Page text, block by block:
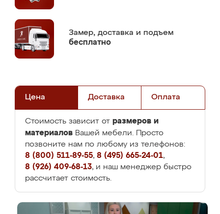
Замер, доставка и подъем
бесплатно
Цена Доставка Оплата
Стоимость зависит от размеров и
материалов Вашей мебели. Просто
позвоните нам по любому из телефонов:
8 (800) 511-89-55, 8 (495) 665-24-01,
8 (926) 409-68-13, и наш менеджер быстро
рассчитает стоимость.